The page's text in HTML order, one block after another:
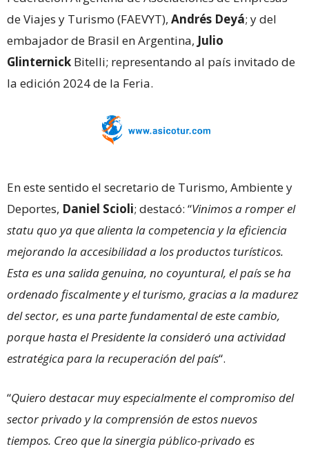
de Viajes y Turismo (FAEVYT), Andrés Deyá; y del
embajador de Brasil en Argentina, Julio
Glinternick Bitelli; representando al país invitado de
la edición 2024 de la Feria.
En este sentido el secretario de Turismo, Ambiente y
Deportes, Daniel Scioli; destacó: “Vinimos a romper el
statu quo ya que alienta la competencia y la eficiencia
mejorando la accesibilidad a los productos turísticos.
Esta es una salida genuina, no coyuntural, el país se ha
ordenado fiscalmente y el turismo, gracias a la madurez
del sector, es una parte fundamental de este cambio,
porque hasta el Presidente la consideró una actividad
estratégica para la recuperación del país“.
“Quiero destacar muy especialmente el compromiso del
sector privado y la comprensión de estos nuevos
tiempos. Creo que la sinergia público-privado es